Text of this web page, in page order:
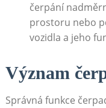
čerpání
prostoru nebo
‌vozidla a jeho​
Význam
Správná funkce